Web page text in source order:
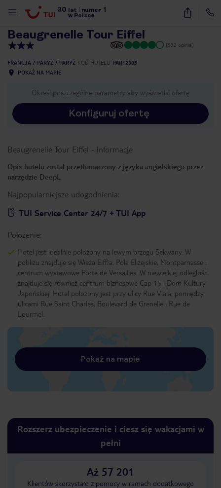
30 lat numer 1
w Polsce
30
Beaugrenelle Tour Eiffel
(532 opinie)
FRANCJA PARYŻ PARYŻ KOD HOTELU PAR12385
POKAŻ NA MAPIE
Określ poszczególne parametry aby wyświetlić ofertę
Konfiguruj ofertę
Beaugrenelle Tour Eiffel - informacje
Opis hotelu został przetłumaczony z języka angielskiego przez
narzędzie DeepL
Najpopularniejsze udogodnienia:
TUI Service Center 24/7 + TUI App
Położenie:
Hotel jest idealnie położony na lewym brzegu Sekwany. W
pobliżu znajduje się Wieża Eiffla, Pola Elizejskie, Montparnasse i
centrum wystawowe Porte de Versailles. W niewielkiej odległości
znajduje się również centrum biznesowe Cap 15 i Dom Kultury
Japońskiej. Hotel położony jest przy ulicy Rue Viala, pomiędzy
ulicami Rue Saint Charles, Boulevard de Grenelle i Rue de
Lourmel.
Pokaż na mapie
Rozszerz ubezpieczenie i ciesz się wakacjami w
pełni
Aż 57 201
Klientów skorzystało z pomocy w ramach dodatkowego